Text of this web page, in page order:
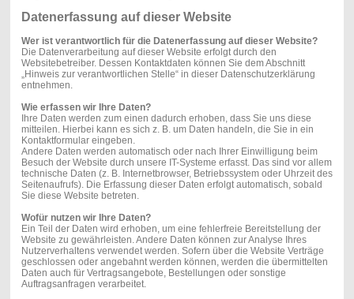
Datenerfassung auf dieser Website
Wer ist verantwortlich für die Datenerfassung auf dieser Website?
Die Datenverarbeitung auf dieser Website erfolgt durch den
Websitebetreiber. Dessen Kontaktdaten können Sie dem Abschnitt
„Hinweis zur verantwortlichen Stelle“ in dieser Datenschutzerklärung
entnehmen.
Wie erfassen wir Ihre Daten?
Ihre Daten werden zum einen dadurch erhoben, dass Sie uns diese
mitteilen. Hierbei kann es sich z. B. um Daten handeln, die Sie in ein
Kontaktformular eingeben.
Andere Daten werden automatisch oder nach Ihrer Einwilligung beim
Besuch der Website durch unsere IT-Systeme erfasst. Das sind vor allem
technische Daten (z. B. Internetbrowser, Betriebssystem oder Uhrzeit des
Seitenaufrufs). Die Erfassung dieser Daten erfolgt automatisch, sobald
Sie diese Website betreten.
Wofür nutzen wir Ihre Daten?
Ein Teil der Daten wird erhoben, um eine fehlerfreie Bereitstellung der
Website zu gewährleisten. Andere Daten können zur Analyse Ihres
Nutzerverhaltens verwendet werden. Sofern über die Website Verträge
geschlossen oder angebahnt werden können, werden die übermittelten
Daten auch für Vertragsangebote, Bestellungen oder sonstige
Auftragsanfragen verarbeitet.